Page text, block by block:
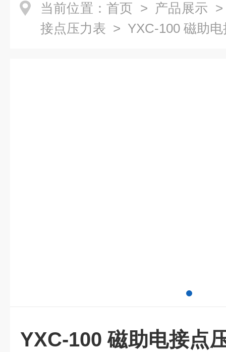
当前位置： 首页 > 产品展示
接点压力表 > YXC-100 磁助电接点
YXC-100 磁助电接点